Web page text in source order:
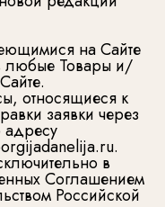
на Сайте
любые Товары и/
относящиеся к
заявки через
в
Соглашением
Российской